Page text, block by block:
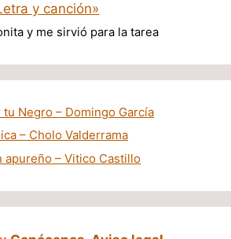
y canción»
y me sirvió para la tarea
tu Negro – Domingo García
– Cholo Valderrama
apureño – Vitico Castillo